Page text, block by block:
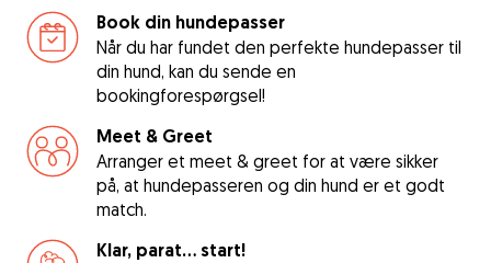
Book din hundepasser
Når du har fundet den perfekte hundepasser til
din hund, kan du sende en
bookingforespørgsel!
Meet & Greet
Arranger et meet & greet for at være sikker
på, at hundepasseren og din hund er et godt
match.
Klar, parat... start!